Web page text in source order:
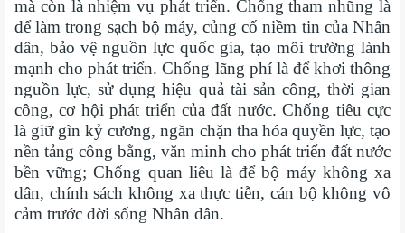
mà còn là nhiệm vụ phát triển. Chống tham nhũng là
để làm trong sạch bộ máy, củng cố niềm tin của Nhân
dân, bảo vệ nguồn lực quốc gia, tạo môi trường lành
mạnh cho phát triển. Chống lãng phí là để khơi thông
nguồn lực, sử dụng hiệu quả tài sản công, thời gian
công, cơ hội phát triển của đất nước. Chống tiêu cực
là giữ gìn kỷ cương, ngăn chặn tha hóa quyền lực, tạo
nền tảng công bằng, văn minh cho phát triển đất nước
bền vững; Chống quan liêu là để bộ máy không xa
dân, chính sách không xa thực tiễn, cán bộ không vô
cảm trước đời sống Nhân dân.